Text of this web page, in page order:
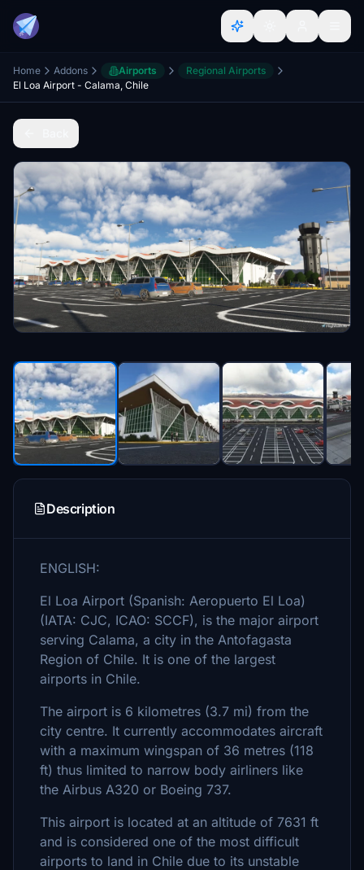
Home Addons Airports
Regional Airports
El Loa Airport - Calama, Chile
Description
ENGLISH:
El Loa Airport (Spanish: Aeropuerto El Loa)
(IATA: CJC, ICAO: SCCF), is the major airport
serving Calama, a city in the Antofagasta
Region of Chile. It is one of the largest
airports in Chile.
The airport is 6 kilometres (3.7 mi) from the
city centre. It currently accommodates aircraft
with a maximum wingspan of 36 metres (118
ft) thus limited to narrow body airliners like
the Airbus A320 or Boeing 737.
This airport is located at an altitude of 7631 ft
and is considered one of the most difficult
airports to land in Chile due to its unstable